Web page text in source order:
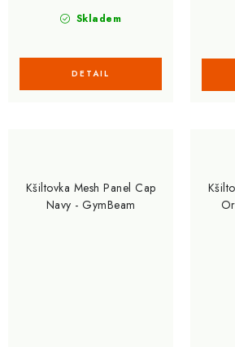
Skladem
Kšiltovka Mesh Panel Cap
Navy - GymBeam